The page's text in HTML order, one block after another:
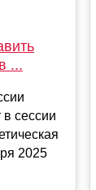
...
в сессии
2025